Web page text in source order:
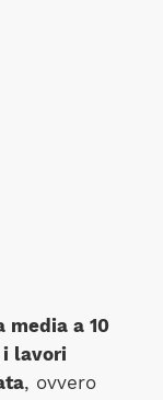
media a 10
i lavori
, ovvero